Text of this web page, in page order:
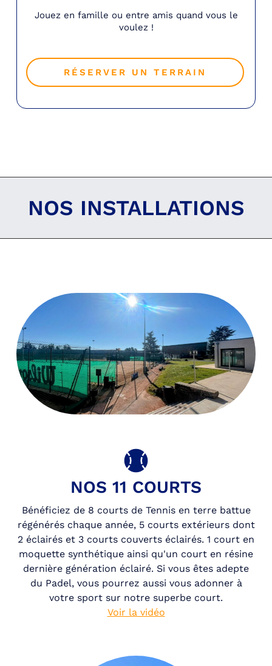
Jouez en famille ou entre amis quand vous le
voulez !
RÉSERVER UN TERRAIN
NOS INSTALLATIONS
NOS 11 COURTS
Bénéficiez de 8 courts de Tennis en terre battue
régénérés chaque année, 5 courts extérieurs dont
2 éclairés et 3 courts couverts éclairés. 1 court en
moquette synthétique ainsi qu'un court en résine
dernière génération éclairé. Si vous êtes adepte
du Padel, vous pourrez aussi vous adonner à
votre sport sur notre superbe court.
Voir la vidéo